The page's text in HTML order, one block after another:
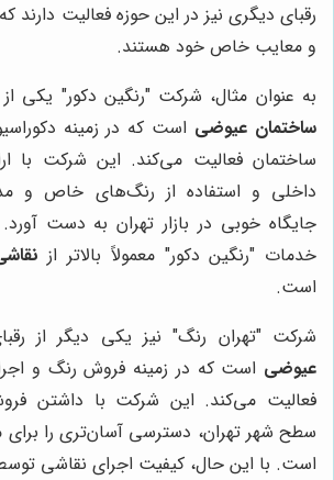
رقبای دیگری نیز در این حوزه فعالیت دارند
و معایب خاص خود هستند.
به عنوان مثال، شرکت "رنگین دکور" یکی
ساختمان عیوضی است که در زمینه
ساختمان فعالیت می‌کند. این شرکت با
داخلی و استفاده از رنگ‌های خاص و
جایگاه خوبی در بازار تهران به دست
خدمات "رنگین دکور" معمولاً بالاتر از
است.
شرکت "تهران رنگ" نیز یکی دیگر از
عیوضی است که در زمینه فروش رنگ و
فعالیت می‌کند. این شرکت با داشتن
سطح شهر تهران، دسترسی آسان‌تری را برای
است. با این حال، کیفیت اجرای نقاشی